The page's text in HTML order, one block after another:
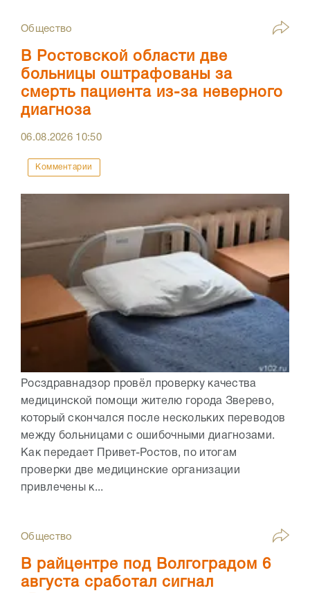
Общество
В Ростовской области две
больницы оштрафованы за
смерть пациента из-за неверного
диагноза
06.08.2026 10:50
Комментарии
Росздравнадзор провёл проверку качества
медицинской помощи жителю города Зверево,
который скончался после нескольких переводов
между больницами с ошибочными диагнозами.
Как передает Привет-Ростов, по итогам
проверки две медицинские организации
привлечены к...
Общество
В райцентре под Волгоградом 6
августа сработал сигнал